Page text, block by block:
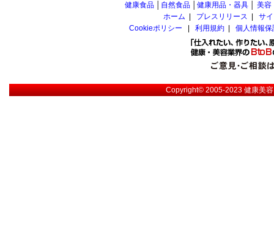
健康食品 自然食品 健康用品・器具 美容
ホーム
プレスリリース
サ
Cookieポリシー
利用規約 個人情報
Copyright© 2005-2023健康美